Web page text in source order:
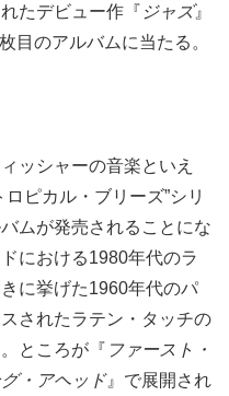
たデビュー作『 ジャズ』
目のアルバムに当たる。
ッシャーの音楽といえ
ピカル・ブリーズ”シリ
ムが発売されることにな
における1980年代のラ
に挙げた1960年代のパ
されたラテン・タッチの
ところが『 ファースト・
・アヘッド』で展開され